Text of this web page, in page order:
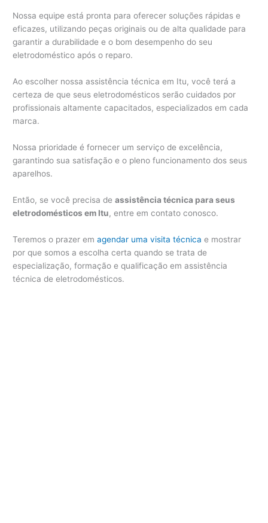
Nossa equipe está pronta para oferecer soluções rápidas e
eficazes, utilizando peças originais ou de alta qualidade para
garantir a durabilidade e o bom desempenho do seu
eletrodoméstico após o reparo.
Ao escolher nossa assistência técnica em Itu, você terá a
certeza de que seus eletrodomésticos serão cuidados por
profissionais altamente capacitados, especializados em cada
marca.
Nossa prioridade é fornecer um serviço de excelência,
garantindo sua satisfação e o pleno funcionamento dos seus
aparelhos.
Então, se você precisa deassistência técnica para seus
eletrodomésticos em Itu, entre em contato conosco.
Teremos o prazer emagendar uma visita técnica e mostrar
por que somos a escolha certa quando se trata de
especialização, formação e qualificação em assistência
técnica de eletrodomésticos.